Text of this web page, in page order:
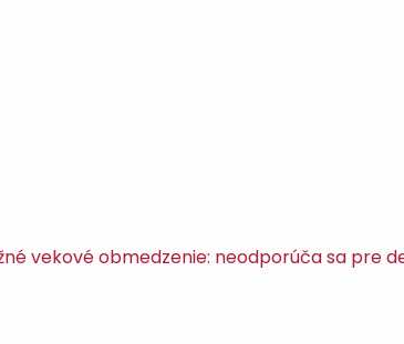
vekové obmedzenie: neodporúča sa pre